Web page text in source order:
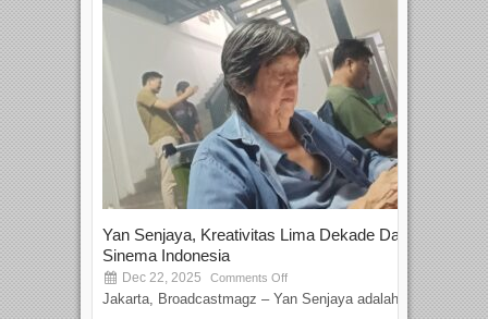
Yan Senjaya, Kreativitas Lima Dekade Dalam
Sinema Indonesia
Dec 22, 2025 Comments Off
Jakarta, Broadcastmagz – Yan Senjaya adalah...